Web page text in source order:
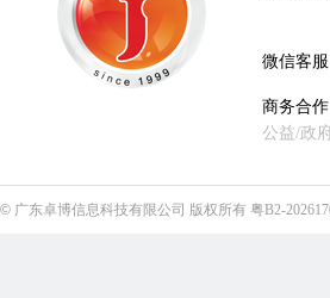
微信客服
商务合作
公益/政
© 广东卓博信息科技有限公司 版权所有 粤B2-